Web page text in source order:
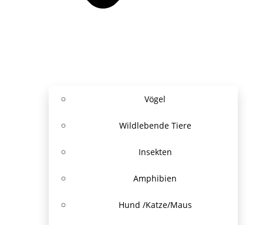
Vögel
Wildlebende Tiere
Insekten
Amphibien
Hund /Katze/Maus